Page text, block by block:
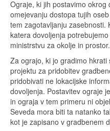
Ograje, ki jih postavimo
omejevanju dostopa tujih
tem zagotavljanju zasebnosti.
katera dovoljenja
ministrstvu za okolje in prostor.
Za ograjo, ki jo gradimo
projektu za pridobitev
pridobivati ne lokacijske
dovoljenja. Postavitev ograje
in ograja v tem primeru ni
Seveda mora biti ta natanko
kot je zapisano v gradbenem